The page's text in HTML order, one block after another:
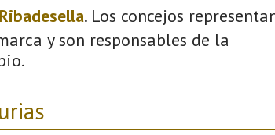
Ribadesella. Los concejos
y son responsables de la